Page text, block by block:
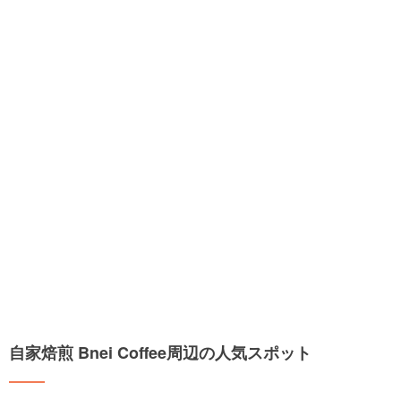
自家焙煎 Bnei Coffee周辺の人気スポット